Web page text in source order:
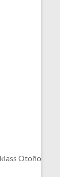
Otoño